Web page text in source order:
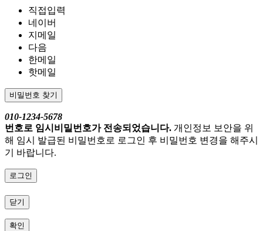
직접입력
네이버
지메일
다음
한메일
핫메일
비밀번호 찾기
010-1234-5678
번호로 임시비밀번호가 전송되었습니다. 개인정보 보안을 위
해 임시 발급된 비밀번호로 로그인 후 비밀번호 변경을 해주시
기 바랍니다.
로그인
닫기
확인